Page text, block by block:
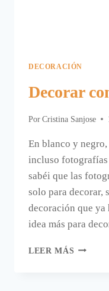
DECORACIÓN
Decorar
Por Cristina Sanjose
En blanco y
incluso fotografías
sabéi que las
solo para decorar,
decoración que ya
idea más para
LEER MÁS